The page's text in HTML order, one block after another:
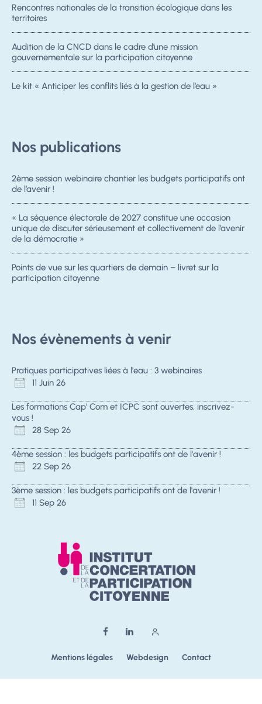
Rencontres nationales de la transition écologique dans les
territoires
Audition de la CNCD dans le cadre d’une mission
gouvernementale sur la participation citoyenne
Le kit « Anticiper les conflits liés à la gestion de l’eau »
Nos publications
2ème session webinaire chantier les budgets participatifs ont
de l’avenir !
« La séquence électorale de 2027 constitue une occasion
unique de discuter sérieusement et collectivement de l’avenir
de la démocratie »
Points de vue sur les quartiers de demain – livret sur la
participation citoyenne
Nos évènements à venir
Pratiques participatives liées à l'eau : 3 webinaires
11 Juin 26
Les formations Cap' Com et ICPC sont ouvertes, inscrivez-
vous !
28 Sep 26
4ème session : les budgets participatifs ont de l'avenir !
22 Sep 26
3ème session : les budgets participatifs ont de l'avenir !
11 Sep 26
Mentions légales Webdesign Contact